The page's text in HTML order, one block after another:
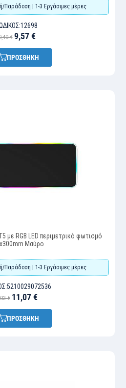
Παράδοση | 1-3 Εργάσιμες μέρες
12698
€ 9,57 €
ΠΡΟΣΘΗΚΗ
με RGB LED περιμετρικό φωτισμό
Μαύρο
Παράδοση | 1-3 Εργάσιμες μέρες
5210029072536
€ 11,07 €
ΠΡΟΣΘΗΚΗ